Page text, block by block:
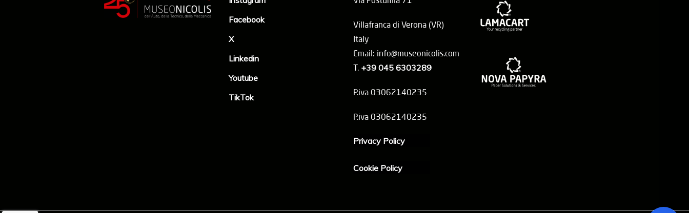
Facebook
X
Linkedin
Youtube
TikTok
Villafranca di Verona (VR)
Italy
Email: info@museonicolis.com
T. +39 045 6303289
P.iva 03062140235
P.iva 03062140235
Privacy Policy
Cookie Policy